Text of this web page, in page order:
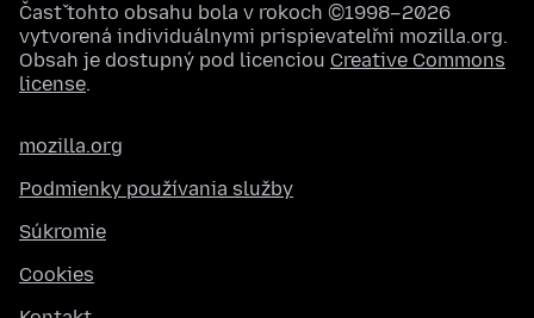
Časť tohto obsahu bola v rokoch ©1998–2026
vytvorená individuálnymi prispievateľmi mozilla.org.
Obsah je dostupný pod licenciou Creative Commons
license.
mozilla.org
Podmienky používania služby
Súkromie
Cookies